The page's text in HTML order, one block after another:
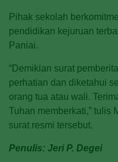
Pihak sekolah
pendidikan kejuruan
Paniai.
“Demikian surat
perhatian dan diketahui
orang tua atau wali.
Tuhan memberkati,” tulis
surat resmi tersebut.
Penulis: Jeri P. Degei